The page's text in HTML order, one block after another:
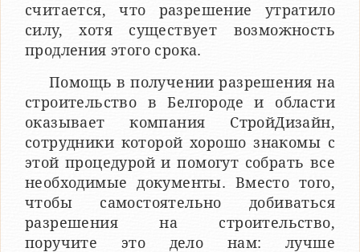
считается, что разрешение утратило
силу, хотя существует возможность
продления этого срока.
Помощь в получении разрешения на
строительство в Белгороде и области
оказывает компания СтройДизайн,
сотрудники которой хорошо знакомы с
этой процедурой и помогут собрать все
необходимые документы. Вместо того,
чтобы самостоятельно добиваться
разрешения на строительство,
поручите это дело нам: лучше